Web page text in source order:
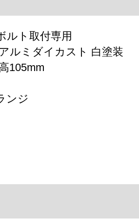
ルト取付専用
ルミダイカスト 白塗装
105mm
ンジ